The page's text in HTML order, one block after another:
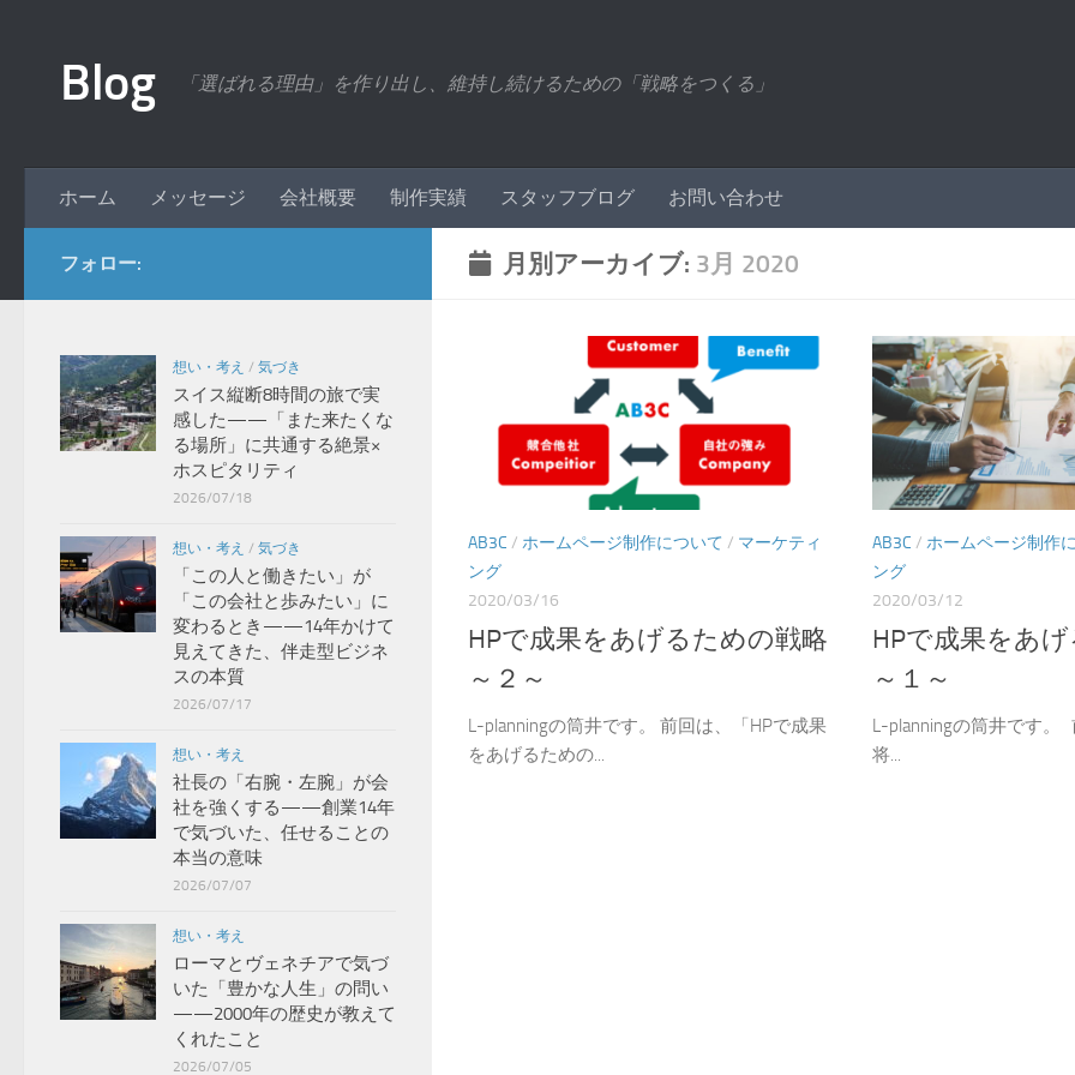
Blog 「選ばれる理由」を作り出し、維持し続けるための「戦略をつくる」
ホーム メッセージ 会社概要 制作実績 スタッフブログ お問い合わせ
月別アーカイブ: 3月 2020
AB3C / ホームページ制作について / マーケティ
ング
2020/03/16
HPで成果をあげるための戦略
～２～
L-planningの筒井です。 前回は、「HPで成果
をあげるための...
AB3C / ホームページ制作
ング
2020/03/12
HPで成果をあ
～１～
L-planningの筒井です。
将...
フォロー:
想い・考え / 気づき
スイス縦断8時間の旅で実
感した——「また来たくな
る場所」に共通する絶景×
ホスピタリティ
2026/07/18
想い・考え / 気づき
「この人と働きたい」が
「この会社と歩みたい」に
変わるとき——14年かけて
見えてきた、伴走型ビジネ
スの本質
2026/07/17
想い・考え
社長の「右腕・左腕」が会
社を強くする——創業14年
で気づいた、任せることの
本当の意味
2026/07/07
想い・考え
ローマとヴェネチアで気づ
いた「豊かな人生」の問い
——2000年の歴史が教えて
くれたこと
2026/07/05